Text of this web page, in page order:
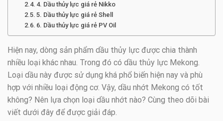
4. Dầu thủy lực giá rẻ Nikko
5. Dầu thủy lực giá rẻ Shell
6. Dầu thủy lực giá rẻ PV Oil
Hiện nay, dòng sản phẩm dầu thủy lực được chia thành
nhiều loại khác nhau. Trong đó có dầu thủy lực Mekong.
Loại dầu này được sử dụng khá phổ biến hiện nay và phù
hợp với nhiều loại động cơ. Vậy, dầu nhớt Mekong có tốt
không? Nên lựa chọn loại dầu nhớt nào? Cùng theo dõi bài
viết dưới đây để được giải đáp.